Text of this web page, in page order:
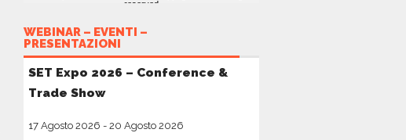
WEBINAR – EVENTI –
PRESENTAZIONI
SET Expo 2026 – Conference &
Trade Show
17 Agosto 2026 - 20 Agosto 2026